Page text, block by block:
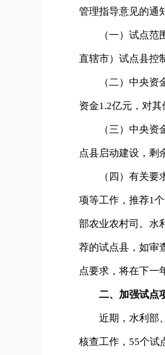
管理指导意见的通
（一）试点范围
直辖市）试点县控
（二）中央资金
资金1.2亿元，对其
（三）中央资金
点县启动建设，剩
（四）有关要求
项等工作，推荐1
部农业农村司。水
荐的试点县，如审
点要求，将在下一
二、加强试点
近期，水利部、
核查工作，55个试